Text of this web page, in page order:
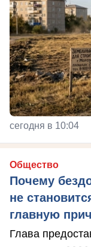
сегодня в 10:04
Общество
Почему
не
главную
Глава